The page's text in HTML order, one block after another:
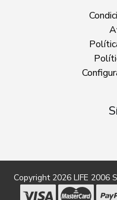
Copyright 2026 LIFE 2006